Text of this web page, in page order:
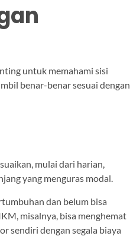
untuk memahami sisi
benar-benar sesuai dengan
mulai dari harian,
yang menguras modal.
dan belum bisa
misalnya, bisa menghemat
sendiri dengan segala biaya